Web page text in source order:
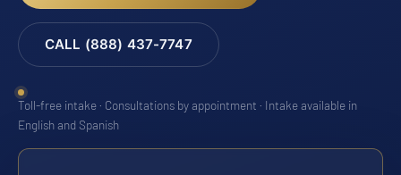
CALL (888) 437-7747
Toll-free intake · Consultations by appointment · Intake available in
English and Spanish